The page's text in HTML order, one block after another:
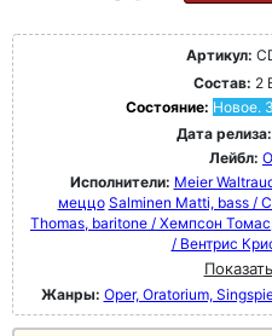
Артикул:
Состав: 2
Состояние: Новое.
Дата релиза:
Лейбл:
Исполнители: Meier
меццо Salminen Matti, bass /
Thomas, baritone / Хемпсон
/ Вентрис
Жанры: Oper, Oratorium,